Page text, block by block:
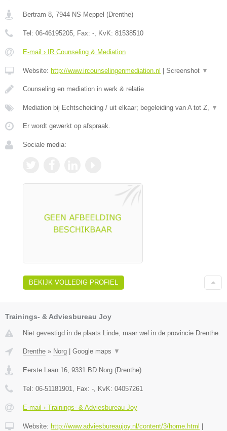
Bertram 8 7944 NS Meppel (Drenthe)
Tel: 06-46195205 , Fax: - , KvK: 81538510
E-mail › IR Counseling & Mediation
Website: http://www.ircounselingenmediation.nl Screenshot ▼
Counseling en mediation in werk & relatie
Mediation bij Echtscheiding / uit elkaar; begeleiding van A tot Z, ▼
Er wordt gewerkt op afspraak.
Sociale media:
BEKIJK VOLLEDIG PROFIEL
Trainings- & Adviesbureau Joy
Niet gevestigd in de plaats Linde, maar wel in de provincie Drenthe.
Drenthe » Norg Google maps ▼
Eerste Laan 16, 9331 BD Norg (Drenthe)
Tel: 06-51181901, Fax: -, KvK: 04057261
E-mail › Trainings- & Adviesbureau Joy
Website: http://www.adviesbureaujoy.nl/content/3/home.html